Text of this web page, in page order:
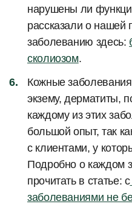
нарушены ли
рассказали о нашей
заболеванию здесь:
сколиозом.
Кожные
экзему, дерматиты,
каждому из этих
большой опыт, так
с клиентами, у
Подробно о каждом
прочитать в статье: с
заболеваниями не